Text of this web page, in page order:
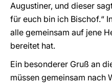
Augustiner, und dieser
für euch bin ich Bischof.“
alle gemeinsam auf jene
bereitet hat.
Ein besonderer Gruß an
müssen gemeinsam nach